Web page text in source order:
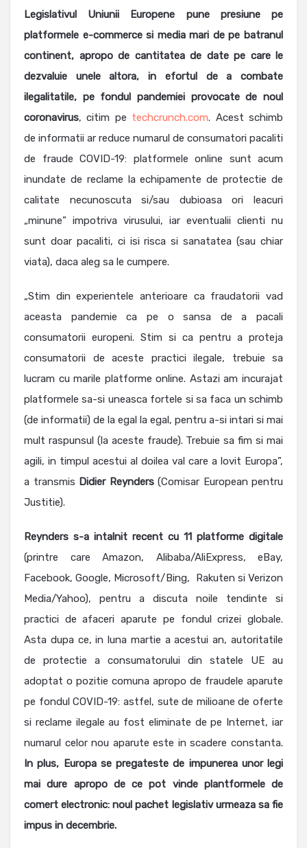
Legislativul Uniunii Europene pune presiune pe
platformele e-commerce si media mari de pe batranul
continent, apropo de cantitatea de date pe care le
dezvaluie unele altora, in efortul de a combate
ilegalitatile, pe fondul pandemiei provocate de noul
coronavirus, citim pe techcrunch.com. Acest schimb
de informatii ar reduce numarul de consumatori pacaliti
de fraude COVID-19: platformele online sunt acum
inundate de reclame la echipamente de protectie de
calitate necunoscuta si/sau dubioasa ori leacuri
„minune” impotriva virusului, iar eventualii clienti nu
sunt doar pacaliti, ci isi risca si sanatatea (sau chiar
viata), daca aleg sa le cumpere.
„Stim din experientele anterioare ca fraudatorii vad
aceasta pandemie ca pe o sansa de a pacali
consumatorii europeni. Stim si ca pentru a proteja
consumatorii de aceste practici ilegale, trebuie sa
lucram cu marile platforme online. Astazi am incurajat
platformele sa-si uneasca fortele si sa faca un schimb
(de informatii) de la egal la egal, pentru a-si intari si mai
mult raspunsul (la aceste fraude). Trebuie sa fim si mai
agili, in timpul acestui al doilea val care a lovit Europa”,
a transmis Didier Reynders(Comisar European pentru
Justitie).
Reynders s-a intalnit recent cu 11 platforme digitale
(printre care Amazon, Alibaba/AliExpress, eBay,
Facebook, Google, Microsoft/Bing, Rakuten si Verizon
Media/Yahoo), pentru a discuta noile tendinte si
practici de afaceri aparute pe fondul crizei globale.
Asta dupa ce, in luna martie a acestui an, autoritatile
de protectie a consumatorului din statele UE au
adoptat o pozitie comuna apropo de fraudele aparute
pe fondul COVID-19: astfel, sute de milioane de oferte
si reclame ilegale au fost eliminate de pe Internet, iar
numarul celor nou aparute este in scadere constanta.
In plus, Europa se pregateste de impunerea unor legi
mai dure apropo de ce pot vinde plantformele de
comert electronic: noul pachet legislativ urmeaza sa fie
impus in decembrie.